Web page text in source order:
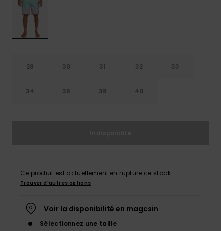
la FAQ
28 30 31 32 33
34 36 38 40
Ce produit est actuellement en rupture de stock.
Trouver d'autres options
Voir la disponibilité en magasin
Sélectionnez une taille